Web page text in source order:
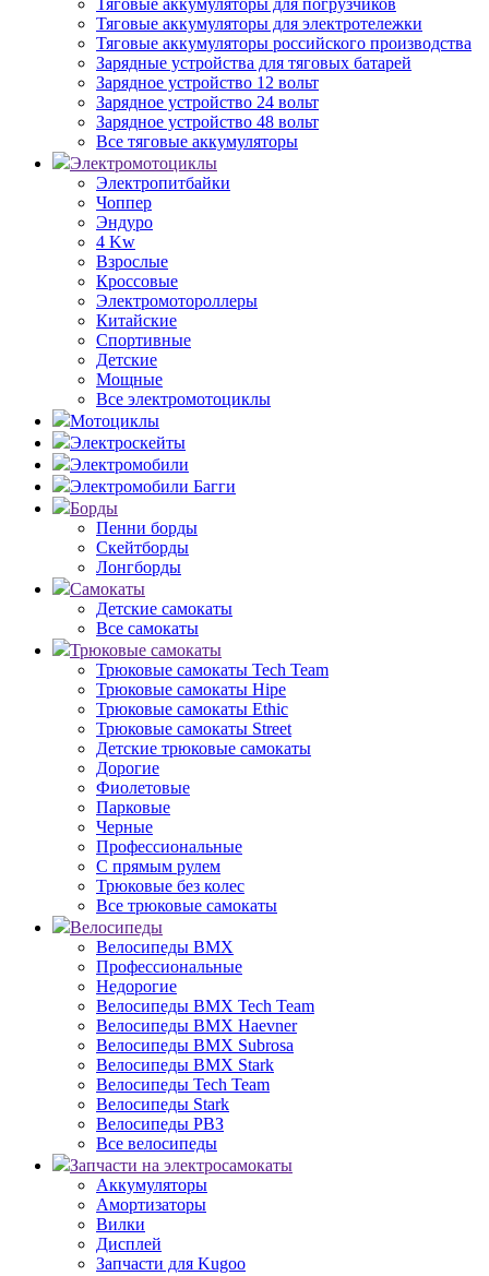
Тяговые аккумуляторы для погрузчиков
Тяговые аккумуляторы для электротележки
Тяговые аккумуляторы российского производства
Зарядные устройства для тяговых батарей
Зарядное устройство 12 вольт
Зарядное устройство 24 вольт
Зарядное устройство 48 вольт
Все тяговые аккумуляторы
Электромотоциклы
Электропитбайки
Чоппер
Эндуро
4 Kw
Взрослые
Кроссовые
Электромотороллеры
Китайские
Спортивные
Детские
Мощные
Все электромотоциклы
Мотоциклы
Электроскейты
Электромобили
Электромобили Багги
Борды
Пенни борды
Скейтборды
Лонгборды
Самокаты
Детские самокаты
Все самокаты
Трюковые самокаты
Трюковые самокаты Tech Team
Трюковые самокаты Hipe
Трюковые самокаты Ethic
Трюковые самокаты Street
Детские трюковые самокаты
Дорогие
Фиолетовые
Парковые
Черные
Профессиональные
С прямым рулем
Трюковые без колес
Все трюковые самокаты
Велосипеды
Велосипеды BMX
Профессиональные
Недорогие
Велосипеды BMX Tech Team
Велосипеды BMX Haevner
Велосипеды BMX Subrosa
Велосипеды BMX Stark
Велосипеды Tech Team
Велосипеды Stark
Велосипеды РВЗ
Все велосипеды
Запчасти на электросамокаты
Аккумуляторы
Амортизаторы
Вилки
Дисплей
Запчасти для Kugoo